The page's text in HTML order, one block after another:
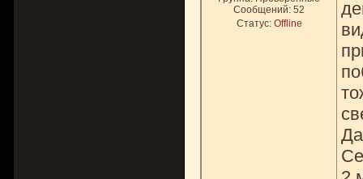
Сообщений: 52
Статус: Offline